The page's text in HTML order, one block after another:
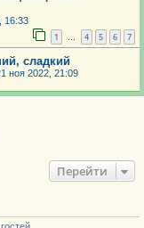
16:33
1 … 4 5 6 7
сладкий
ноя 2022, 21:09
Перейти